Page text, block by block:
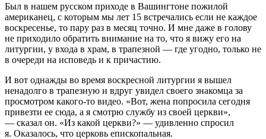
Был в нашем русском приходе в Вашингтоне пожилой
американец, с которым мы лет 15 встречались если не каждое
воскресенье, то пару раз в месяц точно. И мне даже в голову
не приходило обратить внимание на то, что я вижу его на
литургии, у входа в храм, в трапезной — где угодно, только не
в очереди на исповедь и к причастию.
И вот однажды во время воскресной литургии я вышел
ненадолго в трапезную и вдруг увидел своего знакомца за
просмотром какого-то видео. «Вот, жена попросила сегодня
привезти ее сюда, а я смотрю службу из своей церкви»,
— сказал он. «Из какой церкви?» — удивленно спросил
я. Оказалось, что церковь епископальная.